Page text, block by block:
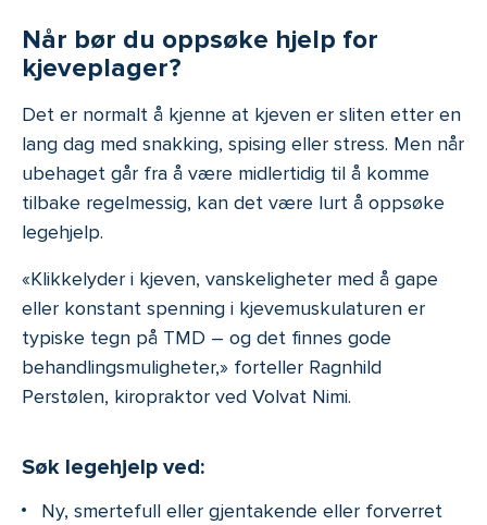
Når bør du oppsøke hjelp for
kjeveplager?
Det er normalt å kjenne at kjeven er sliten etter en
lang dag med snakking, spising eller stress. Men når
ubehaget går fra å være midlertidig til å komme
tilbake regelmessig, kan det være lurt å oppsøke
legehjelp.
«Klikkelyder i kjeven, vanskeligheter med å gape
eller konstant spenning i kjevemuskulaturen er
typiske tegn på TMD – og det finnes gode
behandlingsmuligheter,» forteller Ragnhild
Perstølen, kiropraktor ved Volvat Nimi.
Søk legehjelp ved:
Ny, smertefull eller gjentakende eller forverret